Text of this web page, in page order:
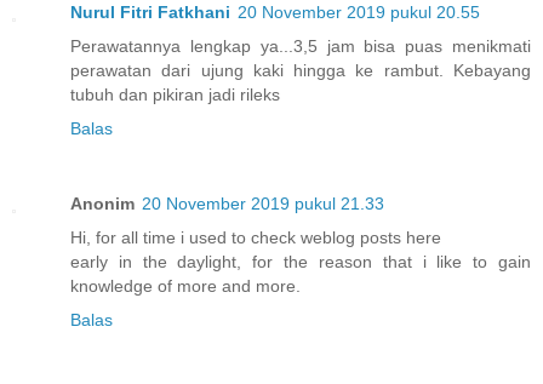
Nurul Fitri Fatkhani 20 November 2019 pukul 20.55
Perawatannya lengkap ya...3,5 jam bisa puas menikmati
perawatan dari ujung kaki hingga ke rambut. Kebayang
tubuh dan pikiran jadi rileks
Balas
Anonim 20 November 2019 pukul 21.33
Hi, for all time i used to check weblog posts here
early in the daylight, for the reason that i like to gain
knowledge of more and more.
Balas